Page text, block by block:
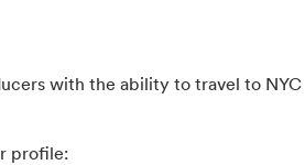
with the ability to travel to NYC
profile: